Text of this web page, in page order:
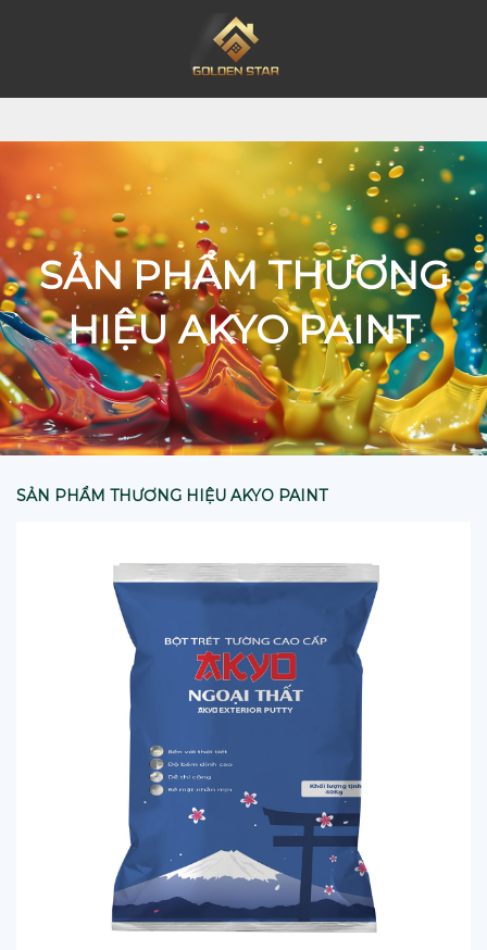
SẢN PHẨM THƯƠNG
HIỆU AKYO PAINT
SẢN PHẨM THƯƠNG HIỆU AKYO PAINT